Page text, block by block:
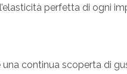
perfetta di ogni
continua scoperta di